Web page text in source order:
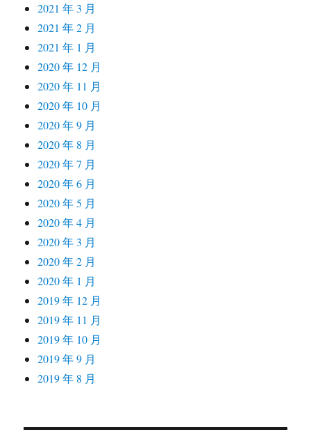
2021 年 3 月
2021 年 2 月
2021 年 1 月
2020 年 12 月
2020 年 11 月
2020 年 10 月
2020 年 9 月
2020 年 8 月
2020 年 7 月
2020 年 6 月
2020 年 5 月
2020 年 4 月
2020 年 3 月
2020 年 2 月
2020 年 1 月
2019 年 12 月
2019 年 11 月
2019 年 10 月
2019 年 9 月
2019 年 8 月